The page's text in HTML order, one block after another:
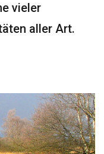
vieler
aller Art.